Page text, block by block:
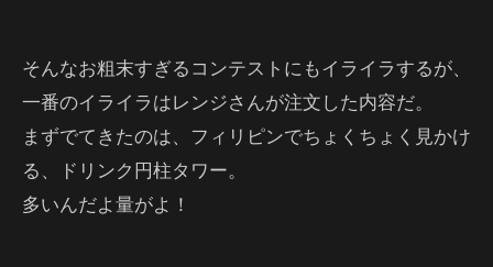
そんなお粗末すぎるコンテストにもイライラするが、
一番のイライラはレンジさんが注文した内容だ。
まずでてきたのは、フィリピンでちょくちょく見かけ
る、ドリンク円柱タワー。
多いんだよ量がよ！